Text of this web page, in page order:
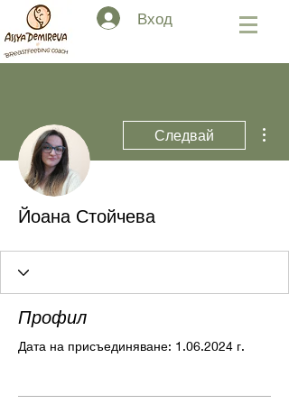
Вход
Следвай
Йоана Стойчева
Профил
Дата на присъединяване: 1.06.2024 г.